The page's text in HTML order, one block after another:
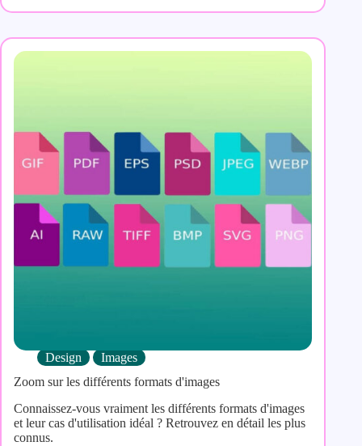
Design
Images
Zoom sur les différents formats d'images
Connaissez-vous vraiment les différents formats d'images
et leur cas d'utilisation idéal ? Retrouvez en détail les plus
connus.